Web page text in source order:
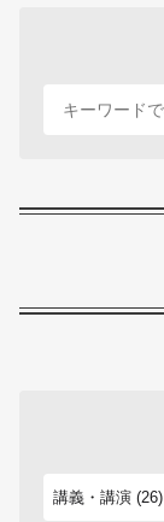
講義・講演 (26)